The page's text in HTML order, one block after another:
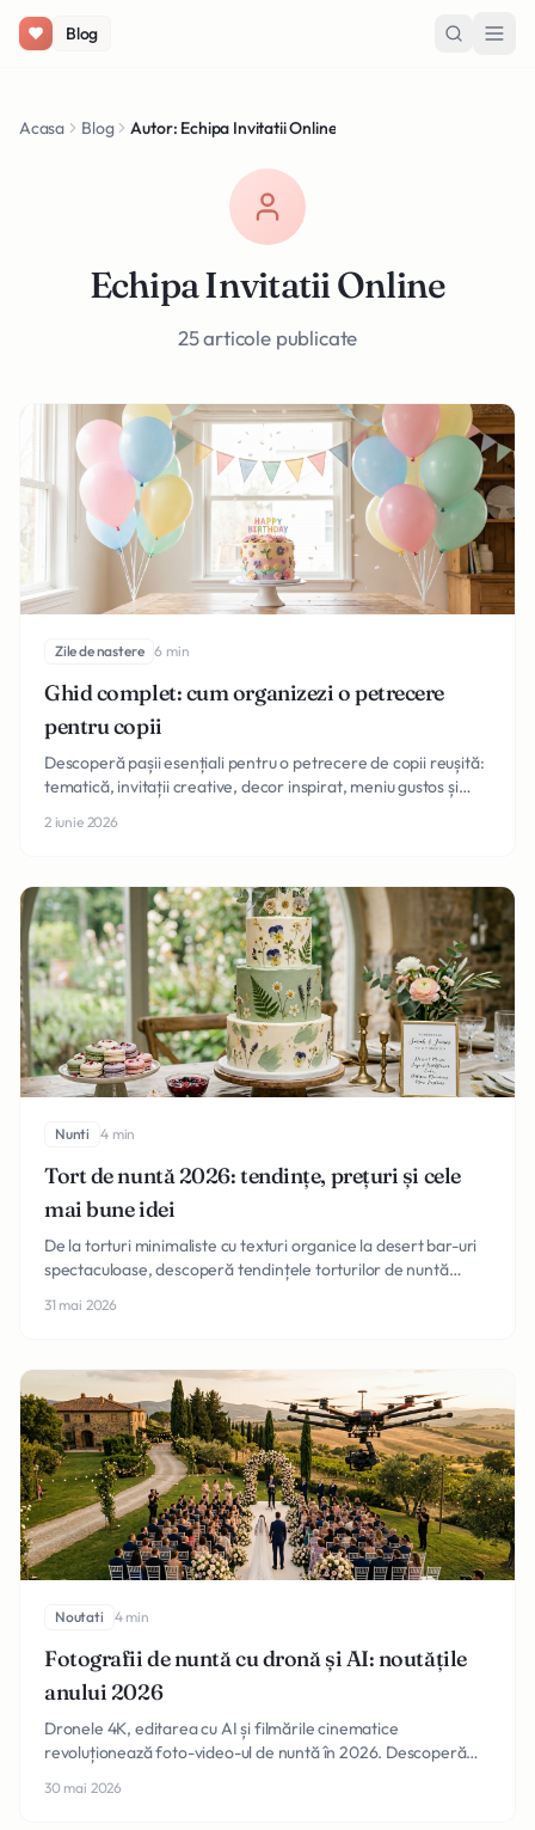
Salt la conținut
Blog
Acasa Blog Autor: Echipa Invitatii Online
Echipa Invitatii Online
25 articole publicate
Zile de nastere 6 min
Ghid complet: cum organizezi o petrecere
pentru copii
Descoperă pașii esențiali pentru o petrecere de copii reușită:
tematică, invitații creative, decor inspirat, meniu gustos și
2 iunie 2026
Nunti 4 min
Tort de nuntă 2026: tendințe, prețuri și cele
mai bune idei
De la torturi minimaliste cu texturi organice la desert bar-uri
spectaculoase, descoperă tendințele torturilor de nuntă
31 mai 2026
Noutati 4 min
Fotografii de nuntă cu dronă și AI: noutățile
anului 2026
Dronele 4K, editarea cu AI și filmările cinematice
revoluționează foto-video-ul de nuntă în 2026. Descoperă
30 mai 2026